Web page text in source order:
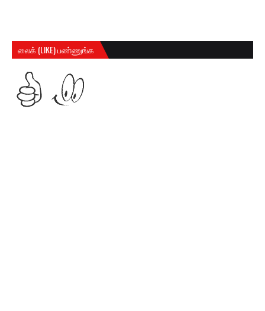
லைக் (LIKE) பண்ணுங்க